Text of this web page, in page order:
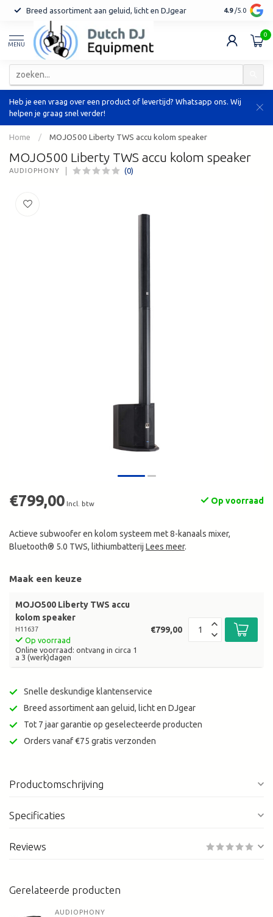
Breed assortiment aan geluid, licht en DJgear Tot 7 jaar
4.9 /5.0
MENU
0
Heb je een vraag over een product of levertijd? Whatsapp ons. Wij
helpen je graag snel verder!
Home / MOJO500 Liberty TWS accu kolom speaker
MOJO500 Liberty TWS accu kolom speaker
AUDIOPHONY (0)
€799,00 Incl. btw Op voorraad
Actieve subwoofer en kolom systeem met 8-kanaals mixer,
Bluetooth® 5.0 TWS, lithiumbatterij Lees meer.
Maak een keuze
MOJO500 Liberty TWS accu
kolom speaker
H11637
Op voorraad
Online voorraad: ontvang in circa 1
a 3 (werk)dagen
€799,00
Snelle deskundige klantenservice
Breed assortiment aan geluid, licht en DJgear
Tot 7 jaar garantie op geselecteerde producten
Orders vanaf €75 gratis verzonden
Productomschrijving
Specificaties
Reviews
Gerelateerde producten
AUDIOPHONY